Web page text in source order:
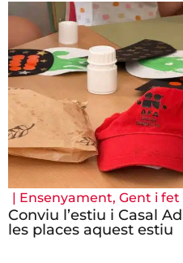
| Ensenyament, Gent i fet
Conviu l’estiu i Casal
les places aquest estiu